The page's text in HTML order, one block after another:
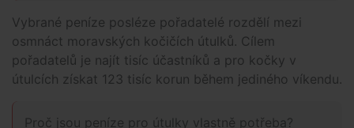
Vybrané peníze posléze pořadatelé rozdělí mezi
osmnáct moravských kočičích útulků. Cílem
pořadatelů je najít tisíc účastníků a pro kočky v
útulcích získat 123 tisíc korun během jediného víkendu.
Proč jsou peníze pro útulky vlastně potřeba?